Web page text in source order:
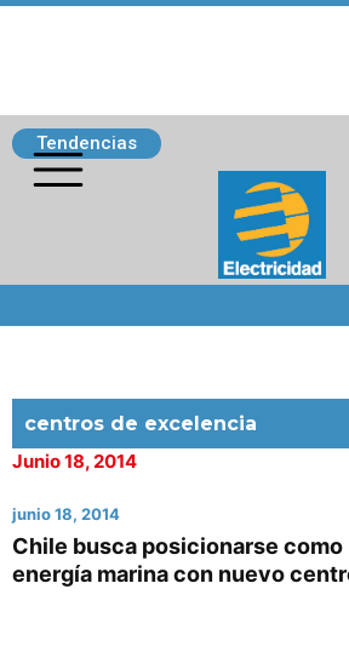
Tendencias
centros de excelencia
Junio 18, 2014
junio 18, 2014
Chile busca posicionarse como
energía marina con nuevo